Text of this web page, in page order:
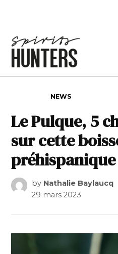
NEWS
Le Pulque, 5
sur cette
préhispanique
by Nathalie Baylaucq
29 mars 2023